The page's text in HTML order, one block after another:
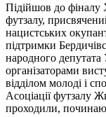
Підійшов до фіналу
футзалу,
нацистських
підтримки
народного
організаторами
відділом молоді і
Асоціації футзалу
проходили,